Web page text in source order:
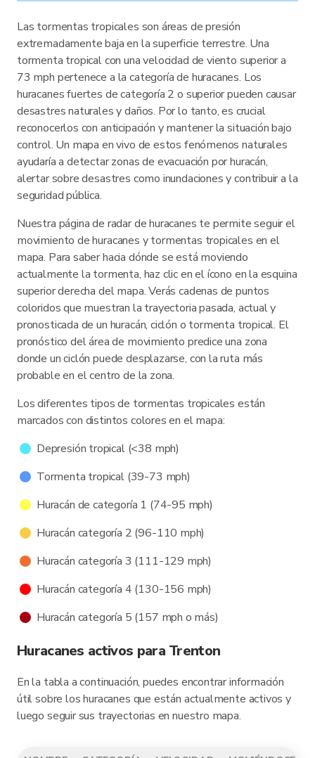
Las tormentas tropicales son áreas de presión
extremadamente baja en la superficie terrestre. Una
tormenta tropical con una velocidad de viento superior a
73 mph pertenece a la categoría de huracanes. Los
huracanes fuertes de categoría 2 o superior pueden causar
desastres naturales y daños. Por lo tanto, es crucial
reconocerlos con anticipación y mantener la situación bajo
control. Un mapa en vivo de estos fenómenos naturales
ayudaría a detectar zonas de evacuación por huracán,
alertar sobre desastres como inundaciones y contribuir a la
seguridad pública.
Nuestra página de radar de huracanes te permite seguir el
movimiento de huracanes y tormentas tropicales en el
mapa. Para saber hacia dónde se está moviendo
actualmente la tormenta, haz clic en el ícono en la esquina
superior derecha del mapa. Verás cadenas de puntos
coloridos que muestran la trayectoria pasada, actual y
pronosticada de un huracán, ciclón o tormenta tropical. El
pronóstico del área de movimiento predice una zona
donde un ciclón puede desplazarse, con la ruta más
probable en el centro de la zona.
Los diferentes tipos de tormentas tropicales están
marcados con distintos colores en el mapa:
Depresión tropical (<38 mph)
Tormenta tropical (39-73 mph)
Huracán de categoría 1 (74-95 mph)
Huracán categoría 2 (96-110 mph)
Huracán categoría 3 (111-129 mph)
Huracán categoría 4 (130-156 mph)
Huracán categoría 5 (157 mph o más)
Huracanes activos para Trenton
En la tabla a continuación, puedes encontrar información
útil sobre los huracanes que están actualmente activos y
luego seguir sus trayectorias en nuestro mapa.